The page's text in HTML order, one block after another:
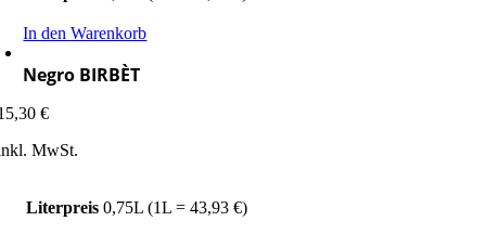
In den Warenkorb
Negro BIRBÈT
€
MwSt.
Literpreis 0,75L (1L = 43,93 €)